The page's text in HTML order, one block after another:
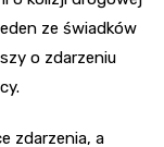
ze świadków
o zdarzeniu
zdarzenia, a